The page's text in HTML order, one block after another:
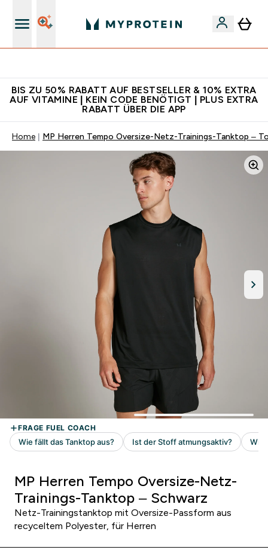
BIS ZU 50% RABATT AUF BESTSELLER & 10% EXTRA
AUF VITAMINE | KEIN CODE BENÖTIGT | PLUS EXTRA
RABATT ÜBER DIE APP
Home MP Herren Tempo Oversize-Netz-Trainings-Tanktop –
MP Herren Tempo Oversize-Netz-
Trainings-Tanktop – Schwarz
Netz-Trainingstanktop mit Oversize-Passform aus
recyceltem Polyester, für Herren